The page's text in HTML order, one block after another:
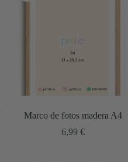
Marco de fotos madera A4
6,99 €